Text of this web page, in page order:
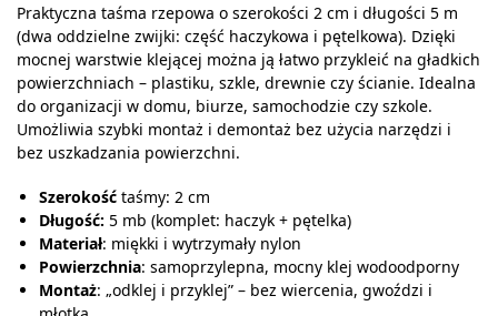
Praktyczna taśma rzepowa o szerokości 2 cm i długości 5 m
(dwa oddzielne zwijki: część haczykowa i pętelkowa). Dzięki
mocnej warstwie klejącej można ją łatwo przykleić na gładkich
powierzchniach – plastiku, szkle, drewnie czy ścianie. Idealna
do organizacji w domu, biurze, samochodzie czy szkole.
Umożliwia szybki montaż i demontaż bez użycia narzędzi i
bez uszkadzania powierzchni.
Szerokość taśmy: 2 cm
Długość: 5 mb (komplet: haczyk + pętelka)
Materiał: miękki i wytrzymały nylon
Powierzchnia: samoprzylepna, mocny klej wodoodporny
Montaż: „odklej i przyklej” – bez wiercenia, gwoździ i